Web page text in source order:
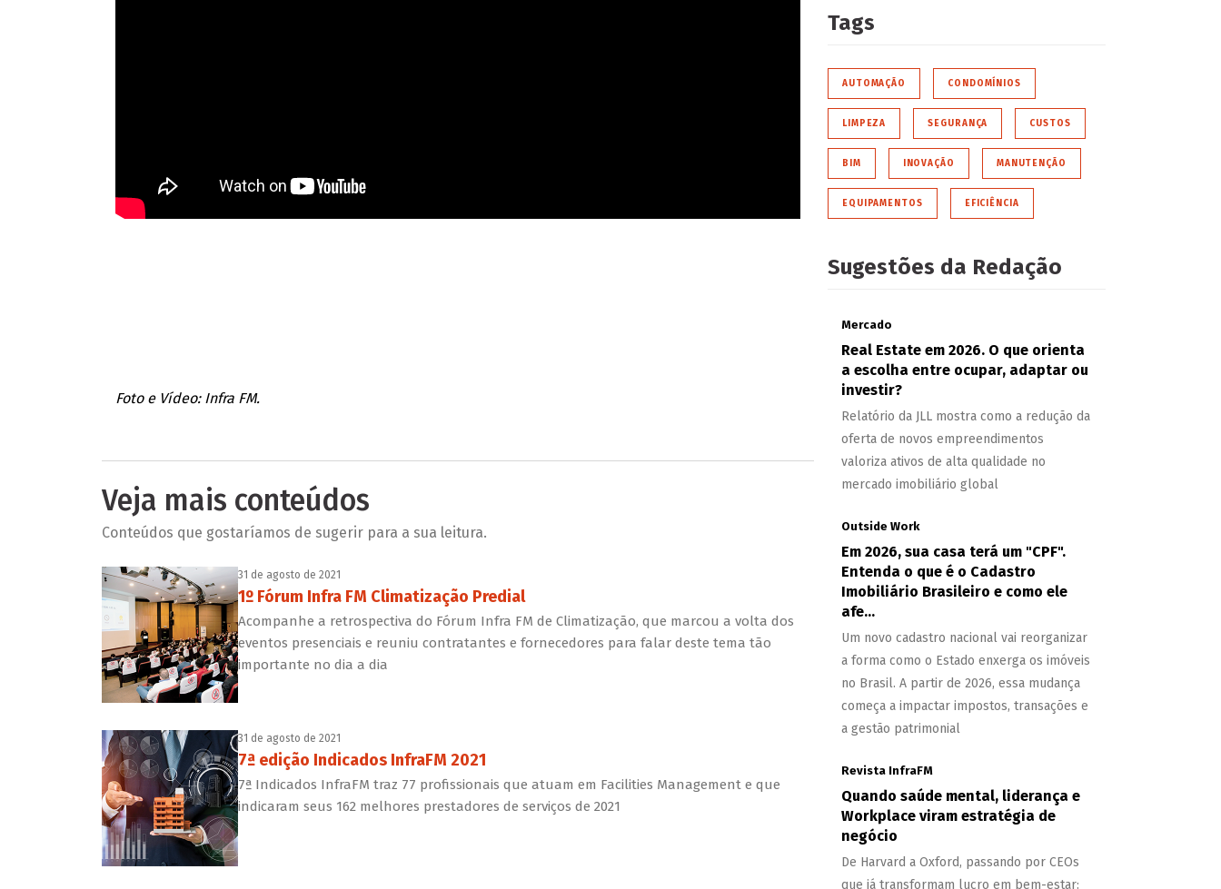
Foto e Vídeo: Infra FM.
Veja mais conteúdos
Conteúdos que gostaríamos de sugerir para a sua leitura.
31 de agosto de 2021
1º Fórum Infra FM Climatização Predial
Acompanhe a retrospectiva do Fórum Infra FM de Climatização, que marcou a volta dos
eventos presenciais e reuniu contratantes e fornecedores para falar deste tema tão
importante no dia a dia
31 de agosto de 2021
7ª edição Indicados InfraFM 2021
7ª Indicados InfraFM traz 77 profissionais que atuam em Facilities Management e que
indicaram seus 162 melhores prestadores de serviços de 2021
Tags
AUTOMAÇÃO CONDOMÍNIOS
LIMPEZA SEGURANÇA CUSTOS
BIM INOVAÇÃO MANUTENÇÃO
EQUIPAMENTOS EFICIÊNCIA
Sugestões da Redação
Mercado
Real Estate em 2026. O que orienta
a escolha entre ocupar, adaptar ou
investir?
Relatório da JLL mostra como a redução da
oferta de novos empreendimentos
valoriza ativos de alta qualidade no
mercado imobiliário global
Outside Work
Em 2026, sua casa terá um "CPF".
Entenda o que é o Cadastro
Imobiliário Brasileiro e como ele
afe...
Um novo cadastro nacional vai reorganizar
a forma como o Estado enxerga os imóveis
no Brasil. A partir de 2026, essa mudança
começa a impactar impostos, transações e
a gestão patrimonial
Revista InfraFM
Quando saúde mental, liderança e
Workplace viram estratégia de
negócio
De Harvard a Oxford, passando por CEOs
que já transformam lucro em bem-estar: